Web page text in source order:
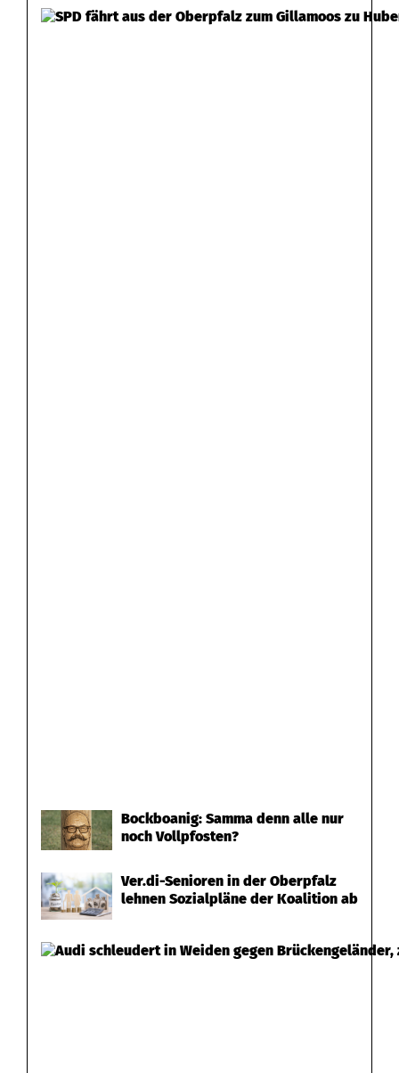
Bockboanig: Samma denn alle nur
noch Vollpfosten?
Ver.di-Senioren in der Oberpfalz
lehnen Sozialpläne der Koalition ab